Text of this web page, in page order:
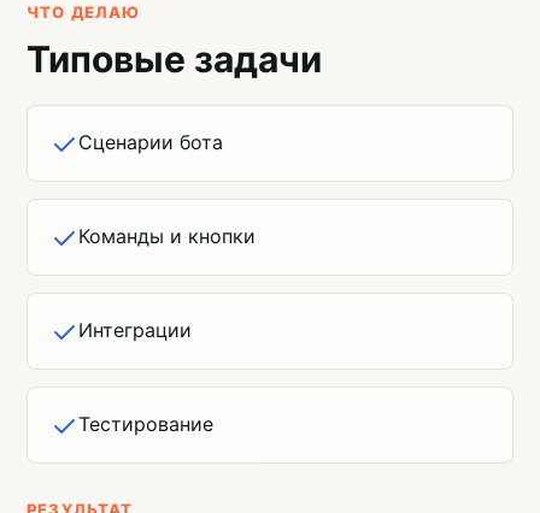
ЧТО ДЕЛАЮ
Типовые задачи
Сценарии бота
Команды и кнопки
Интеграции
Тестирование
РЕЗУЛЬТАТ